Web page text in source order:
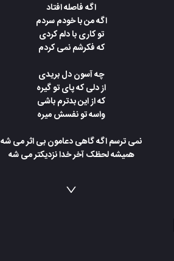
اگه فاصله افتاد
اگه من با خودم سردم
تو کاری با دلم کردی
که فکرشم نمی کردم
چه آسون دل بریدی
از دلی که پای تو گیره
که از این بدترم باشی
واسه تو نفسش میره
نمی ترسم اگه گاهی دعامون بی اثر می شه
همیشه لحظک آخر خدا نزدیکتر می شه
که از حالم خبر داره